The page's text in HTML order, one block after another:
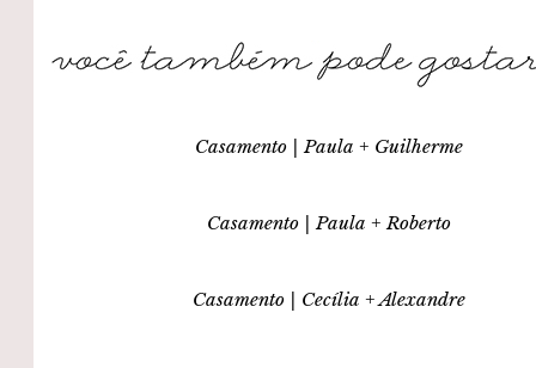
Casamento | Paula + Guilherme
Casamento | Paula + Roberto
Casamento | Cecília + Alexandre